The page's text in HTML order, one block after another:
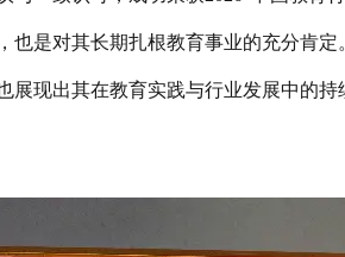
也是对其长期扎根教育事业的充分肯
展现出其在教育实践与行业发展中的